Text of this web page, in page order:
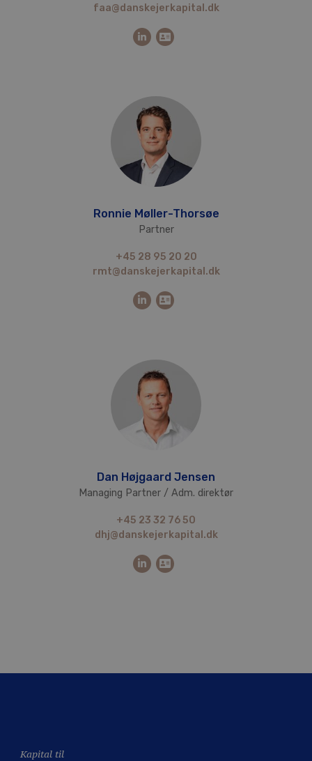
faa@danskejerkapital.dk
Ronnie Møller-Thorsøe
Partner
+45 28 95 20 20
rmt@danskejerkapital.dk
Dan Højgaard Jensen
Managing Partner / Adm. direktør
+45 23 32 76 50
dhj@danskejerkapital.dk
Kapital til